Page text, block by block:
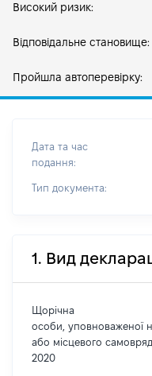
Високий ризик:
Відповідальне становище:
Пройшла автоперевірку:
Дата та час
подання:
Тип документа:
1. Вид
Щорічна
особи, уповноваженої
або місцевого
2020